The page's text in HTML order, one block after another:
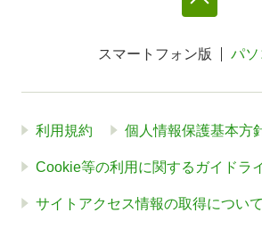
スマートフォン版 パソ
利用規約 個人情報保護基本方
Cookie等の利用に関するガイドラ
サイトアクセス情報の取得について